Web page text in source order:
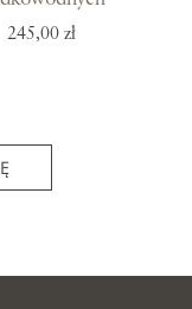
245,00 zł